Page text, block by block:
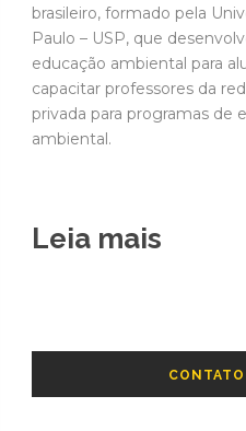
brasileiro, formado pela
Paulo – USP, que
educação ambiental para
capacitar professores da
privada para programas de
ambiental.
Leia mais
CONTATO